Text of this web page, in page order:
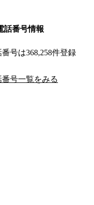
話番号情報
号は368,258件登録
号一覧をみる